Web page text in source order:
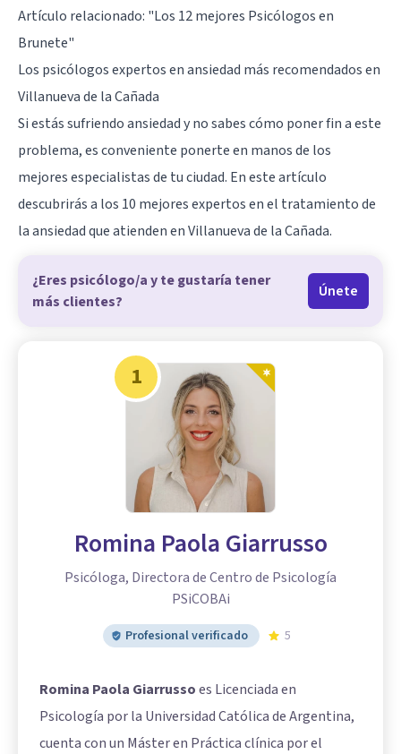
Artículo relacionado: "Los 12 mejores Psicólogos en
Brunete"
Los psicólogos expertos en ansiedad más recomendados en
Villanueva de la Cañada
Si estás sufriendo ansiedad y no sabes cómo poner fin a este
problema, es conveniente ponerte en manos de los
mejores especialistas de tu ciudad. En este artículo
descubrirás a los 10 mejores expertos en el tratamiento de
la ansiedad que atienden en Villanueva de la Cañada.
¿Eres psicólogo/a y te gustaría tener
más clientes?
Únete
1
Romina Paola Giarrusso
Psicóloga, Directora de Centro de Psicología
PSiCOBAi
Profesional verificado 5
Romina Paola Giarrussoes Licenciada en
Psicología por la Universidad Católica de Argentina,
cuenta con un Máster en Práctica clínica por el